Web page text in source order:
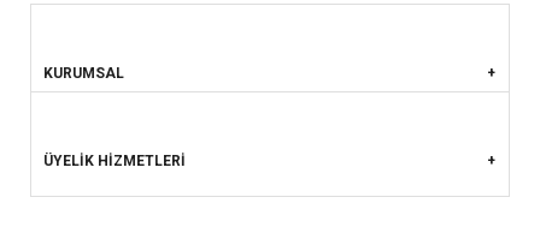
KURUMSAL
ÜYELİK HİZMETLERİ